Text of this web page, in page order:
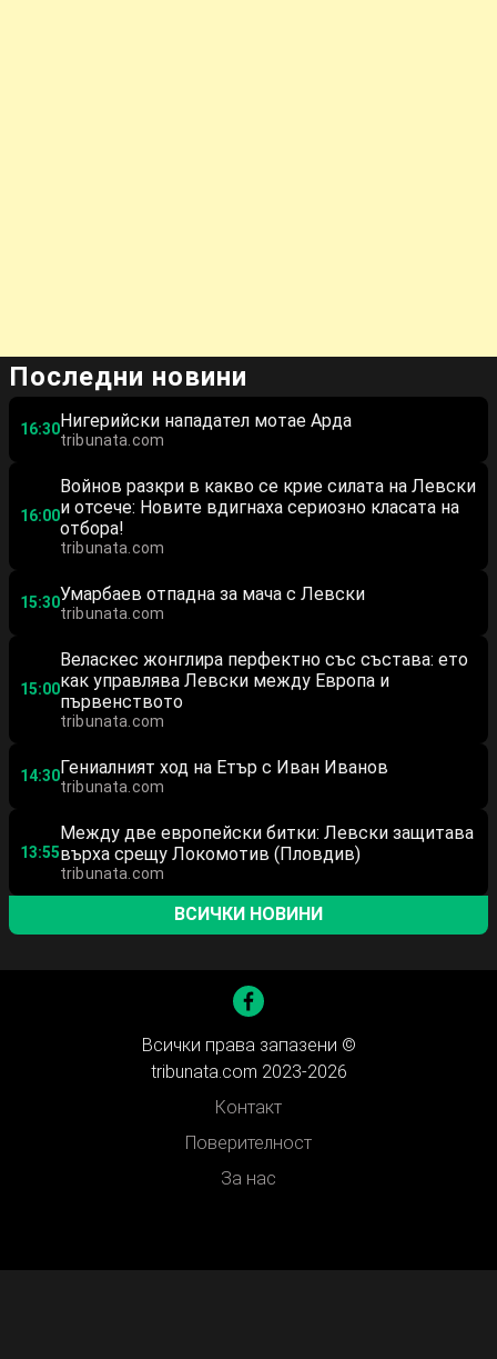
Последни новини
16:30Нигерийски нападател мотае Арда
tribunata.com
16:00
Войнов разкри в какво се крие силата на Левски
и отсече: Новите вдигнаха сериозно класата на
отбора!
tribunata.com
15:30Умарбаев отпадна за мача с Левски
tribunata.com
15:00
Веласкес жонглира перфектно със състава: ето
как управлява Левски между Европа и
първенството
tribunata.com
14:30Гениалният ход на Етър с Иван Иванов
tribunata.com
13:55
Между две европейски битки: Левски защитава
върха срещу Локомотив (Пловдив)
tribunata.com
ВСИЧКИ НОВИНИ
Всички права запазени ©
tribunata.com 2023-2026
Контакт
Поверителност
За нас